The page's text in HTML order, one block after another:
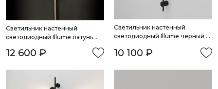
Cветильник настенный
светодиодный Illume латунь
12 600 ₽
Светильник настенный
светодиодный Illume черный
10 100 ₽